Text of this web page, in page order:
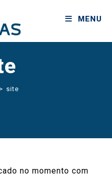
MENU
> site
no momento com